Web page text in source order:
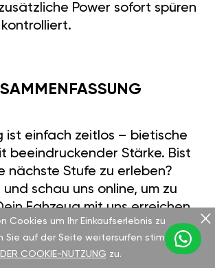
Power sofort spüren
ist einfach zeitlos – bietische
beeindruckender Stärke. Bist
nächste Stufe zu erleben?
und schau uns online, um zu
Fahzeug mit uns erreichen
Cookies um Ihr Einkaufserlebnis zu
Sie auf der Seite weitersurfen stimmen
DER COOKIE-NUTZUNG zu.